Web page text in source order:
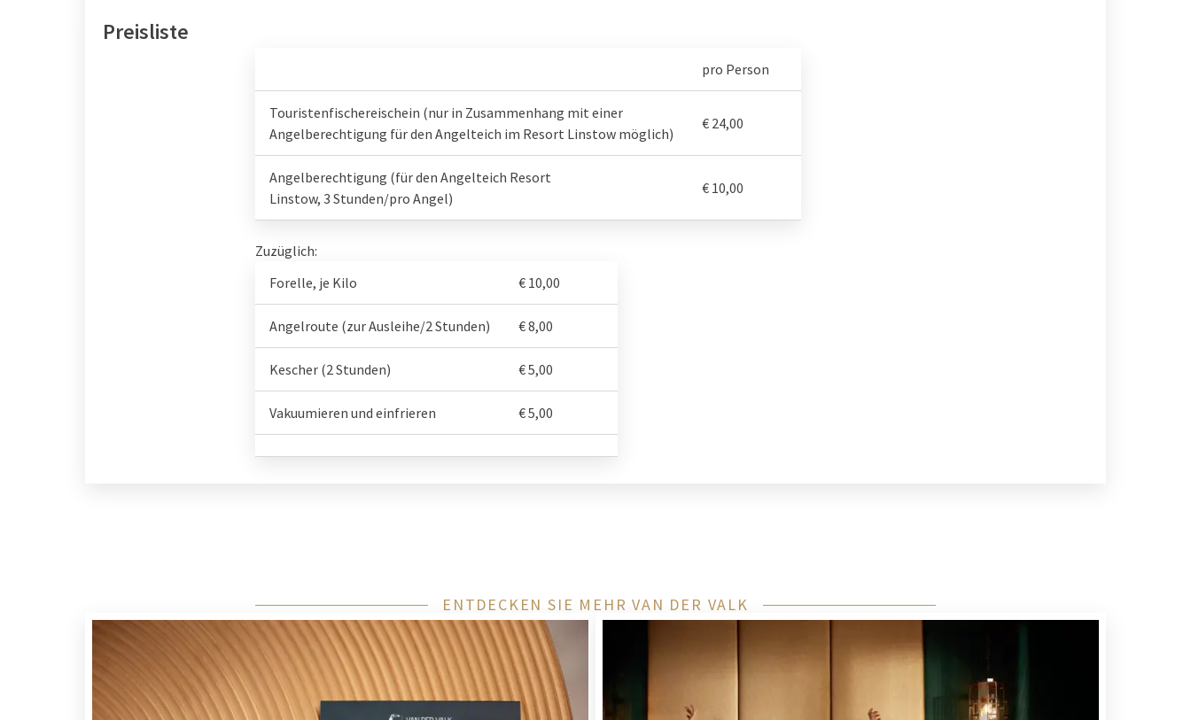
Preisliste
pro Person
Touristenfischereischein (nur in Zusammenhang mit einer
Angelberechtigung für den Angelteich im Resort Linstow möglich)
€ 24,00
Angelberechtigung (für den Angelteich Resort
Linstow, 3 Stunden/pro Angel)
€ 10,00
Zuzüglich:
Forelle, je Kilo
€ 10,00
Angelroute (zur Ausleihe/2 Stunden) € 8,00
Kescher (2 Stunden) € 5,00
Vakuumieren und einfrieren € 5,00
ENTDECKEN SIE MEHR VAN DER VALK